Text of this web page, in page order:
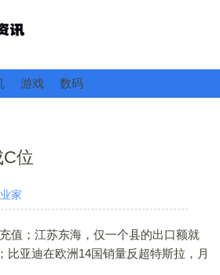
游戏 数码
位
家
；江苏东海，仅一个县的出口额就
比亚迪在欧洲14国销量反超特斯拉，月